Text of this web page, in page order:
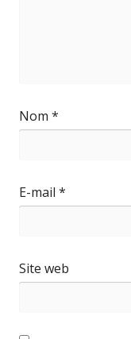
Nom *
E-mail *
Site web